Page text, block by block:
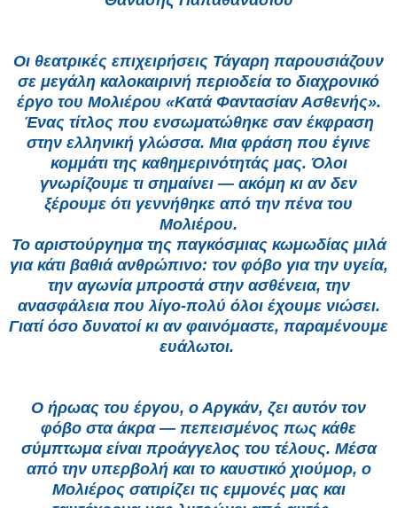
Οι θεατρικές επιχειρήσεις Τάγαρη παρουσιάζουν
σε μεγάλη καλοκαιρινή περιοδεία το διαχρονικό
έργο του Μολιέρου «Κατά Φαντασίαν Ασθενής».
Ένας τίτλος που ενσωματώθηκε σαν έκφραση
στην ελληνική γλώσσα. Μια φράση που έγινε
κομμάτι της καθημερινότητάς μας. Όλοι
γνωρίζουμε τι σημαίνει — ακόμη κι αν δεν
ξέρουμε ότι γεννήθηκε από την πένα του
Μολιέρου.
Το αριστούργημα της παγκόσμιας κωμωδίας μιλά
για κάτι βαθιά ανθρώπινο: τον φόβο για την υγεία,
την αγωνία μπροστά στην ασθένεια, την
ανασφάλεια που λίγο-πολύ όλοι έχουμε νιώσει.
Γιατί όσο δυνατοί κι αν φαινόμαστε, παραμένουμε
ευάλωτοι.
Ο ήρωας του έργου, ο Αργκάν, ζει αυτόν τον
φόβο στα άκρα — πεπεισμένος πως κάθε
σύμπτωμα είναι προάγγελος του τέλους. Μέσα
από την υπερβολή και το καυστικό χιούμορ, ο
Μολιέρος σατιρίζει τις εμμονές μας και